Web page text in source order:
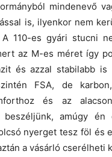
mindenevő
is, ilyenkor nem
A 110-es gyári stucni
az M-es méret így
és azzal stabilabb is
FSA, de
és az
amúgy én
nyerget tesz föl és
a vásárló cserélheti